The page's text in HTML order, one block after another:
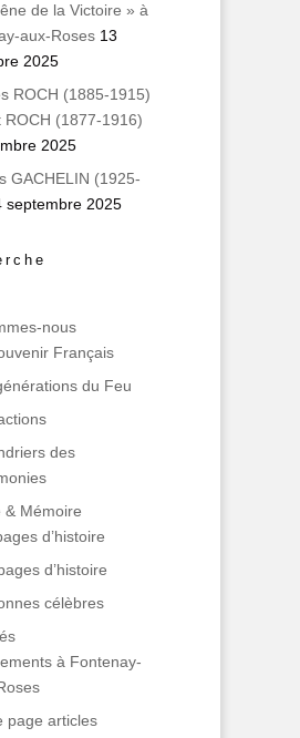
de la Victoire » à
aux-Roses 13
2025
ROCH (1885-1915)
ROCH (1877-1916)
2025
GACHELIN (1925-
septembre 2025
Français
du Feu
des
& Mémoire
d’histoire
d’histoire
célèbres
à Fontenay-
page articles